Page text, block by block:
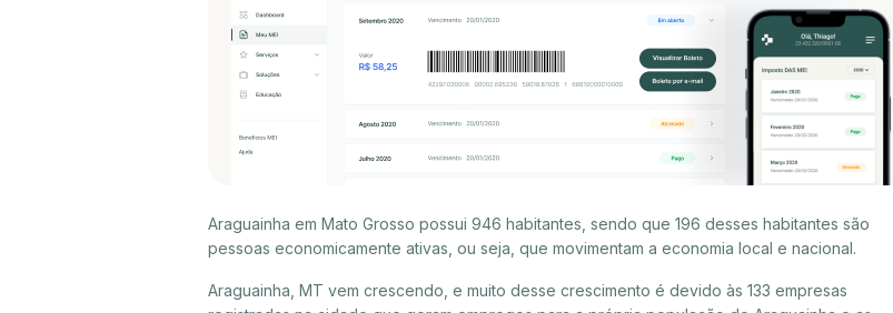
Araguainha em Mato Grosso possui 946 habitantes, sendo que 196 desses habitantes são
pessoas economicamente ativas, ou seja, que movimentam a economia local e nacional.
Araguainha, MT vem crescendo, e muito desse crescimento é devido às 133 empresas